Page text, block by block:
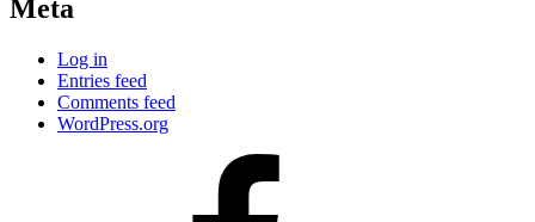
Meta
Log in
Entries feed
Comments feed
WordPress.org